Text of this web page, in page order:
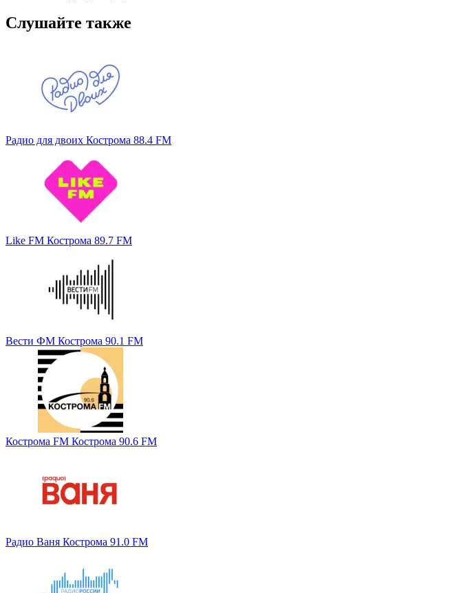
Слушайте также
Радио для двоих Кострома 88.4 FM
Like FM Кострома 89.7 FM
Вести ФМ Кострома 90.1 FM
Кострома FM Кострома 90.6 FM
Радио Ваня Кострома 91.0 FM